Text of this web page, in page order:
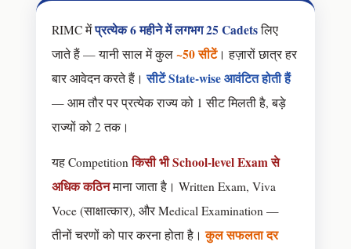
RIMC मेंप्रत्येक 6 महीने में लगभग 25 Cadetsलिए
जाते हैं — यानी साल में कुल ~50 सीटें। हज़ारों छात्र हर
बार आवेदन करते हैं।सीटें State-wise आवंटित होती हैं
— आम तौर पर प्रत्येक राज्य को 1 सीट मिलती है, बड़े
राज्यों को 2 तक।
यह Competitionकिसी भी School-level Exam से
अधिक कठिनमाना जाता है। Written Exam, Viva
Voce (साक्षात्कार), और Medical Examination —
तीनों चरणों को पार करना होता है।कुल सफलता दर